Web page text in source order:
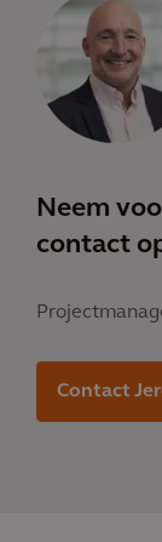
Neem
contact
Contact